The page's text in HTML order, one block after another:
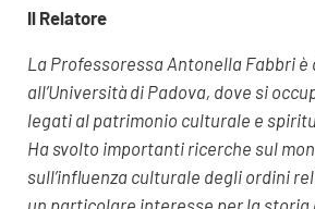
Il Relatore
La Professoressa Antonella Fabbri è
all’Università di Padova, dove si
legati al patrimonio culturale e
Ha svolto importanti ricerche sul
sull’influenza culturale degli ordini
un particolare interesse per la storia